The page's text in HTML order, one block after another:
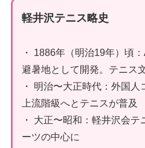
軽井沢テニス略史
・ 1886年（明治19年）頃
避暑地として開発。テニス
・ 明治〜大正時代：外国
上流階級へとテニスが普及
・ 大正〜昭和：軽井沢会
ーツの中心に